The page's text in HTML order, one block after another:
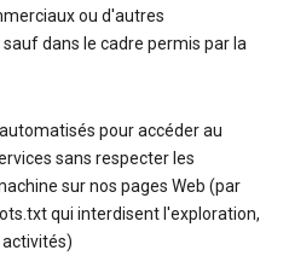
ou d'autres
dans le cadre permis par la
pour accéder au
sans respecter les
sur nos pages Web (par
qui interdisent l'exploration,